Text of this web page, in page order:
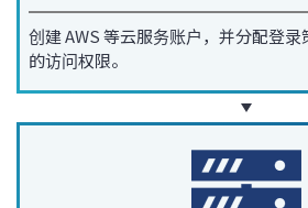
创建 AWS 等云服务账户，并分配登
的访问权限。